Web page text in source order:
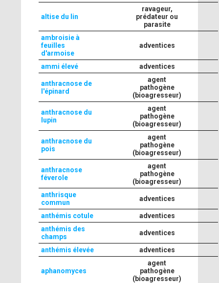
altise du lin
ravageur,
prédateur ou
parasite
ambroisie à
feuilles
d'armoise
adventices
ammi élevé adventices
anthracnose de
l'épinard
agent
pathogène
(bioagresseur)
anthracnose du
lupin
agent
pathogène
(bioagresseur)
anthracnose du
pois
agent
pathogène
(bioagresseur)
anthracnose
féverole
agent
pathogène
(bioagresseur)
anthrisque
commun
adventices
anthémis cotule
adventices
anthémis des
champs
adventices
anthémis élevée adventices
aphanomyces
agent
pathogène
(bioagresseur)